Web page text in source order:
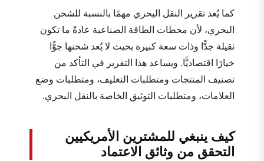
كما يُعد تقرير النقل البحري مهمًا بالنسبة للشحن
البحري، لأن محطات الطاقة الصناعية عادةً ما تكون
ثقيلة جدًّا وذات سعة كبيرة بحيث لا يُعد شحنها جوًّا
خيارًا اقتصاديًّا. ويساعد هذا التقرير في التأكد من
تصنيف المنتجات ومتطلبات التغليف، ومتطلبات وضع
العلامات، ومتطلبات التوثيق الخاصة بالنقل البحري.
كيف ينبغي للمشترين الأمريكيين
التحقق من وثائق الاعتماد